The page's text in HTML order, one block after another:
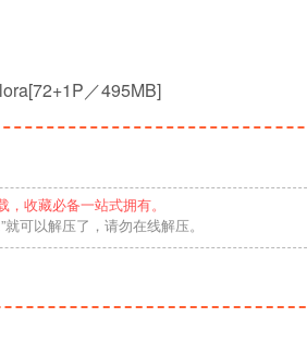
收藏必备一站式拥有。
可以解压了，请勿在线解压。